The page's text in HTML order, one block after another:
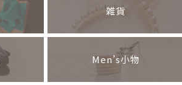
雑貨
Men’s小物